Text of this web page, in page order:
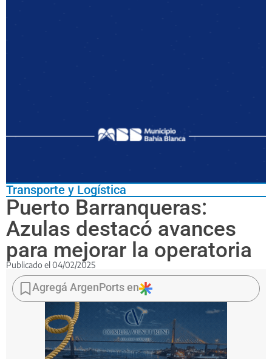
Transporte y Logística
Puerto Barranqueras:
Azulas destacó avances
para mejorar la operatoria
Publicado el 04/02/2025
Confirmó
la
instalación
gestiones
Agregá ArgenPorts en